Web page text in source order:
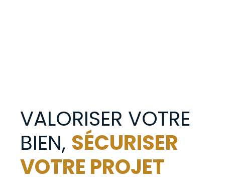
VALORISER VOTRE
BIEN, SÉCURISER
VOTRE PROJET